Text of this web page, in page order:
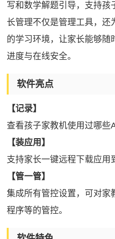
写和数学解题引导，支持孩
长管理不仅是管理工具，还
的学习环境，让家长能够随
进度与在线安全。
软件亮点
【记录】
查看孩子家教机使用过哪些
【装应用】
支持家长一键远程下载应用
【管一管】
集成所有管控设置，可对家
程序等的管控。